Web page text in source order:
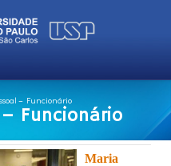
– Funcionário
Funcionário
Maria